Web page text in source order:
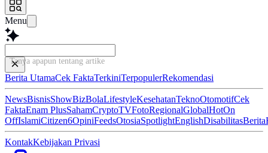
Menu
Tanya apapun tentang artikel ini...
Berita UtamaCek FaktaTerkiniTerpopulerRekomendasi
NewsBisnisShowBizBolaLifestyleKesehatanTeknoOtomotifCek
FaktaEnam PlusSahamCryptoTVFotoRegionalGlobalHotOn
OffIslamiCitizen6OpiniFeedsOtosiaSpotlightEnglishDisabilitasBerita
KontakKebijakan Privasi